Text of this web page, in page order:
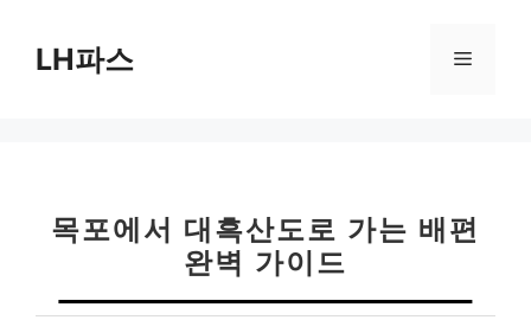
LH파스 메
목포에서 대흑산도로 가는 배편
완벽 가이드